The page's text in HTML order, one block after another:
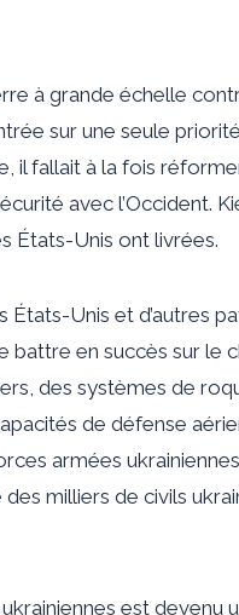
à grande échelle
sur une seule
il fallait à la fois
avec l’Occident.
États-Unis ont livrées.
Unis et d’autres
battre en succès sur le
des systèmes de
de défense
armées
milliers de civils
est devenu